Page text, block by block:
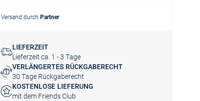
Versand durch Partner
LIEFERZEIT
Lieferzeit ca. 1 - 3 Tage
VERLÄNGERTES RÜCKGABERECHT
30 Tage Rückgaberecht
KOSTENLOSE LIEFERUNG
mit dem Friends Club